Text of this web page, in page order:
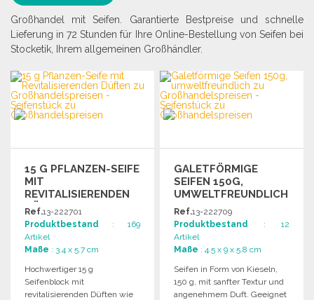
Großhandel mit Seifen. Garantierte Bestpreise und schnelle
Lieferung in 72 Stunden für Ihre Online-Bestellung von Seifen bei
Stocketik, Ihrem allgemeinen Großhändler.
15 G PFLANZEN-SEIFE
MIT
REVITALISIERENDEN
DÜFTEN
Ref.13-222701
Produktbestand : 169
Artikel
Maße : 3.4 x 5.7 cm
Hochwertiger 15 g
Seifenblock mit
revitalisierenden Düften wie
GALETFÖRMIGE
SEIFEN 150G,
UMWELTFREUNDLICH
ZU
GROSSHANDELSPREISEN
Ref.13-222709
Produktbestand : 12
Artikel
Maße : 4.5 x 9 x 5.8 cm
Seifen in Form von Kieseln,
150 g, mit sanfter Textur und
angenehmem Duft. Geeignet